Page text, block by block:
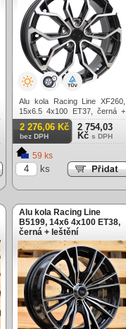
Alu kola Racing Line XF260,
15x6.5 4x100 ET37, černá +
leštění
2 276,06 Kč
bez DPH
2 754,03
Kč s DPH
59 ks
ks
Alu kola Racing Line
B5199, 14x6 4x100 ET38,
černá + leštění